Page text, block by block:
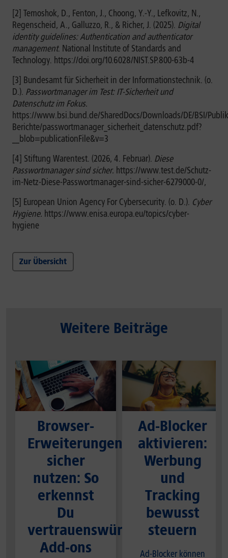
[2] Temoshok, D., Fenton, J., Choong, Y.-Y., Lefkovitz, N.,
Regenscheid, A., Galluzzo, R., & Richer, J. (2025). Digital
identity guidelines: Authentication and authenticator
management. National Institute of Standards and
Technology. https://doi.org/10.6028/NIST.SP.800-63b-4
[3] Bundesamt für Sicherheit in der Informationstechnik. (o.
D.). Passwortmanager im Test: IT-Sicherheit und
Datenschutz im Fokus.
https://www.bsi.bund.de/SharedDocs/Downloads/DE/BSI/
Berichte/passwortmanager_sicherheit_datenschutz.pdf?
__blob=publicationFile&v=3
[4] Stiftung Warentest. (2026, 4. Februar). Diese
Passwortmanager sind sicher. https://www.test.de/Schutz-
im-Netz-Diese-Passwortmanager-sind-sicher-6279000-0/,
[5] European Union Agency For Cybersecurity. (o. D.). Cyber
Hygiene. https://www.enisa.europa.eu/topics/cyber-
hygiene
Zur Übersicht
Weitere Beiträge
Browser-
Erweiterungen
sicher
nutzen: So
erkennst
Du
vertrauenswürdige
Add-ons
Ad-Blocker
aktivieren:
Werbung
und
Tracking
bewusst
steuern
Ad-Blocker können